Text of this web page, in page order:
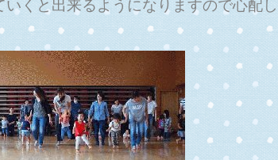
くと出来るようになりますので心配し